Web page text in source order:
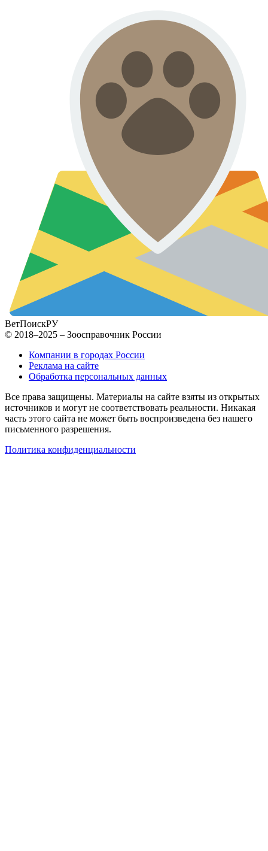
ВетПоискРУ
© 2018–2025 – Зоосправочник России
Компании в городах России
Реклама на сайте
Обработка персональных данных
Все права защищены. Материалы на сайте взяты из открытых
источников и могут не соответствовать реальности. Никакая
часть этого сайта не может быть воспроизведена без нашего
письменного разрешения.
Политика конфиденциальности